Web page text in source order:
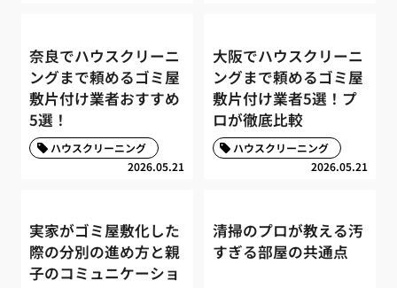
奈良でハウスクリーニ
ングまで頼めるゴミ屋
敷片付け業者おすすめ
5選！
2026.05.21
ハウスクリーニング
大阪でハウスクリーニ
ングまで頼めるゴミ屋
敷片付け業者5選！プ
ロが徹底比較
2026.05.21
ハウスクリーニング
実家がゴミ屋敷化した
際の分別の進め方と親
子のコミュニケーショ
清掃のプロが教える汚
すぎる部屋の共通点